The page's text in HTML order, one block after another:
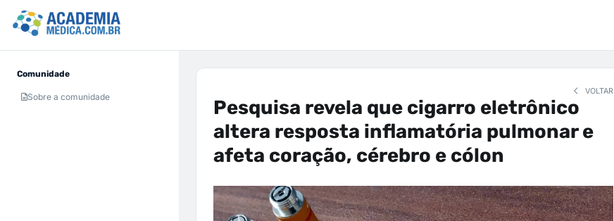
Comunidade
Sobre a comunidade
VOLTAR
Pesquisa revela que cigarro eletrônico
altera resposta inflamatória pulmonar e
afeta coração, cérebro e cólon